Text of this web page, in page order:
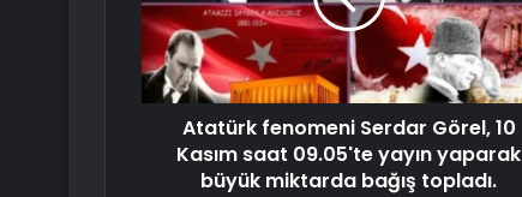
Atatürk fenomeni Serdar Görel, 10
Kasım saat 09.05'te yayın yaparak
büyük miktarda bağış topladı.